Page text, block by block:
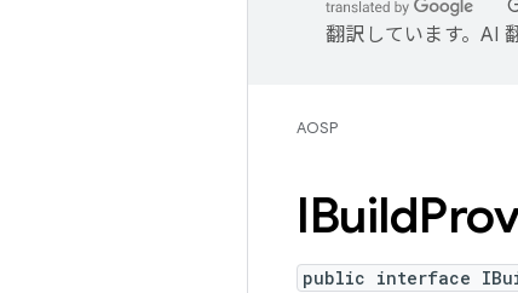
翻訳しています。AI
AOSP
IBuild
public interface